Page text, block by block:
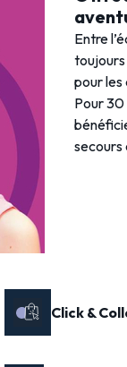
Entre
pour les
Pour 30
secours
Click &